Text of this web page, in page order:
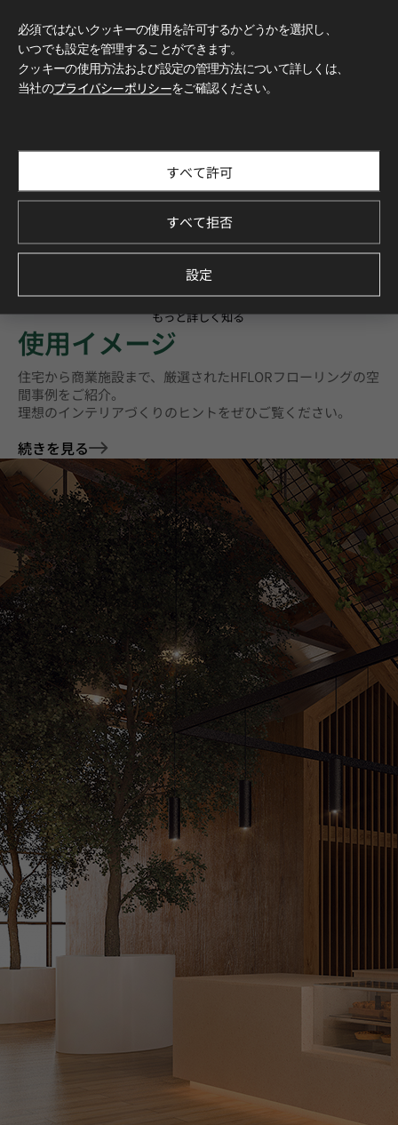
もっと詳しく知る
使用イメージ
住宅から商業施設まで、厳選されたHFLORフローリングの空
間事例をご紹介。
理想のインテリアづくりのヒントをぜひご覧ください。
続きを見る
必須ではないクッキーの使用を許可するかどうかを選択し、
いつでも設定を管理することができます。
クッキーの使用方法および設定の管理方法について詳しくは、
当社のプライバシーポリシーをご確認ください。
すべて許可
すべて拒否
設定